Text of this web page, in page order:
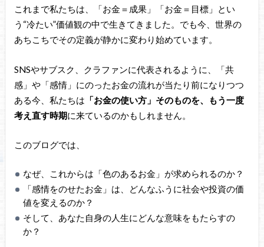
これまで私たちは、「お金＝成果」「お金＝目標」とい
う“冷たい”価値観の中で生きてきました。でも今、世界の
あちこちでその定義が静かに変わり始めています。
SNSやサブスク、クラファンに代表されるように、「共
感」や「感情」にのったお金の流れが当たり前になりつつ
ある今、私たちは 「お金の使い方」そのものを、もう一度
考え直す時期に来ているのかもしれません。
このブログでは、
なぜ、これからは「色のあるお金」が求められるのか？
「感情をのせたお金」は、どんなふうに社会や投資の価
値を変えるのか？
そして、あなた自身の人生にどんな意味をもたらすの
か？